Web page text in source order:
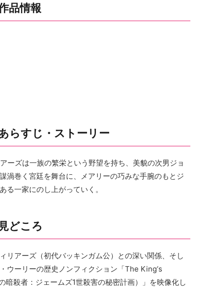
品情報
らすじ・ストーリー
ーズは一族の繁栄という野望を持ち、美貌の次男ジョ
渦巻く宮廷を舞台に、メアリーの巧みな手腕のもとジ
る一家にのし上がっていく。
どころ
リアーズ（初代バッキンガム公）との深い関係、そし
ウーリーの歴史ノンフィクション「The King‘s
殺者：ジェームズ1世殺害の秘密計画）」を映像化し